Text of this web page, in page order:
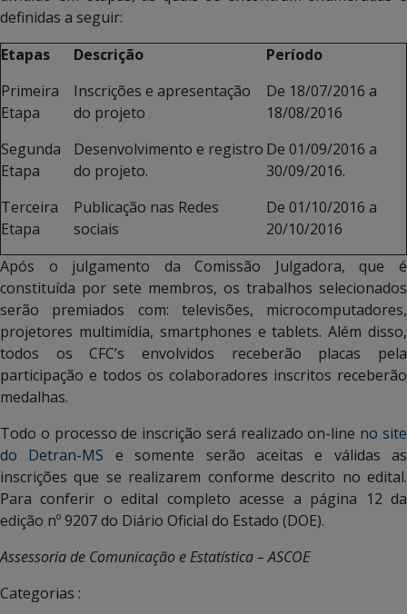
definidas a seguir:
Etapas
Descrição
Período
Primeira
Etapa
Inscrições e apresentação
do projeto
De 18/07/2016 a
18/08/2016
Segunda
Etapa
Desenvolvimento e registro
do projeto.
De 01/09/2016 a
30/09/2016.
Terceira
Etapa
Publicação nas Redes
sociais
De 01/10/2016 a
20/10/2016
Após o julgamento da Comissão Julgadora, que é
constituída por sete membros, os trabalhos selecionados
serão premiados com: televisões, microcomputadores,
projetores multimídia, smartphones e tablets. Além disso,
todos os CFC’s envolvidos receberão placas pela
participação e todos os colaboradores inscritos receberão
medalhas.
Todo o processo de inscrição será realizado on-line no site
do Detran-MS e somente serão aceitas e válidas as
inscrições que se realizarem conforme descrito no edital.
Para conferir o edital completo acesse a página 12 da
edição nº 9207 do Diário Oficial do Estado (DOE).
Assessoria de Comunicação e Estatística – ASCOE
Categorias :